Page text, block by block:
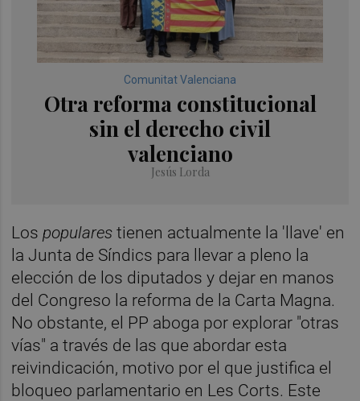
Comunitat Valenciana
Otra reforma constitucional
sin el derecho civil
valenciano
Jesús Lorda
Lospopulares tienen actualmente la 'llave' en
la Junta de Síndics para llevar a pleno la
elección de los diputados y dejar en manos
del Congreso la reforma de la Carta Magna.
No obstante, el PP aboga por explorar "otras
vías" a través de las que abordar esta
reivindicación, motivo por el que justifica el
bloqueo parlamentario en Les Corts. Este